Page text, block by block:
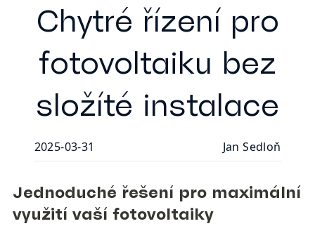
Chytré řízení pro
fotovoltaiku bez
složíté instalace
2025-03-31 Jan Sedloň
Jednoduché řešení pro maximální
využití vaší fotovoltaiky